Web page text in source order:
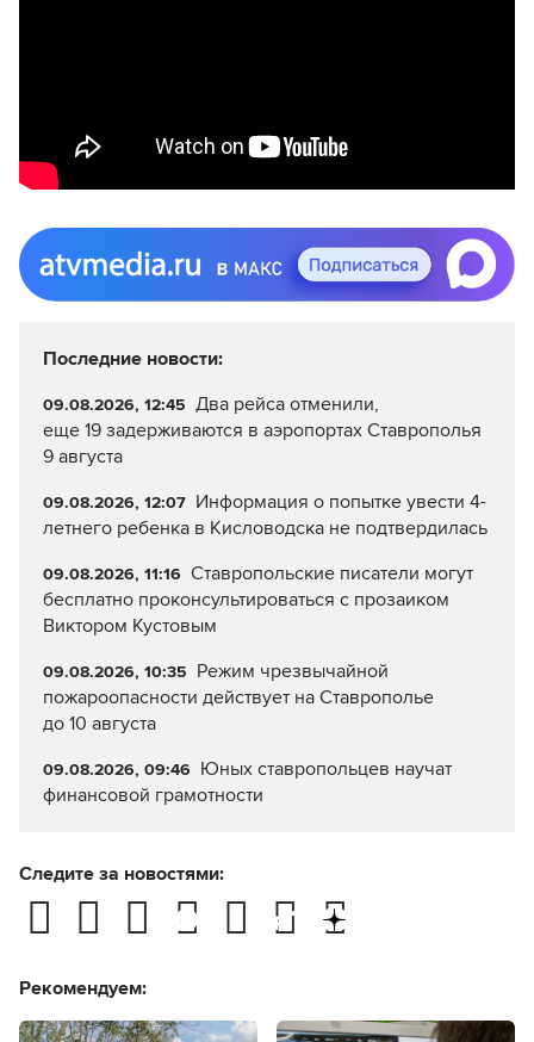
Последние новости:
09.08.2026, 12:45 Два рейса отменили,
еще 19 задерживаются в аэропортах Ставрополья
9 августа
09.08.2026, 12:07 Информация о попытке увести 4-
летнего ребенка в Кисловодска не подтвердилась
09.08.2026, 11:16 Ставропольские писатели могут
бесплатно проконсультироваться с прозаиком
Виктором Кустовым
09.08.2026, 10:35 Режим чрезвычайной
пожароопасности действует на Ставрополье
до 10 августа
09.08.2026, 09:46 Юных ставропольцев научат
финансовой грамотности
Следите за новостями:
Рекомендуем: